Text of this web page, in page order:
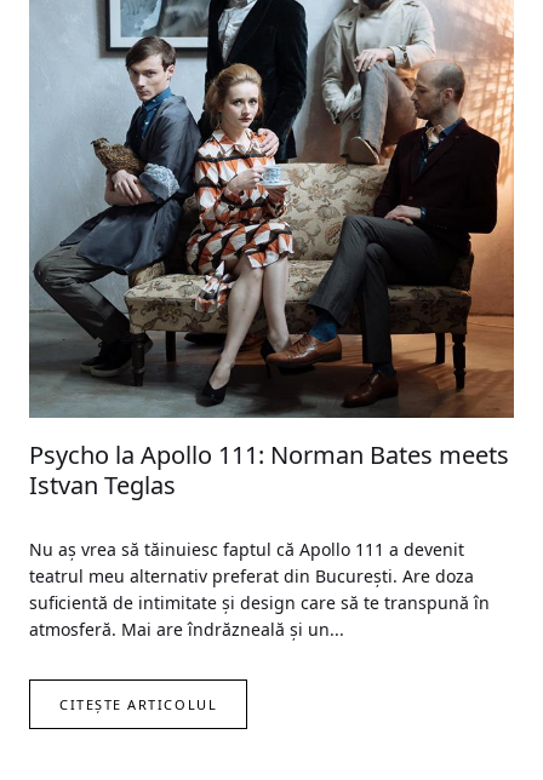
Psycho la Apollo 111: Norman Bates meets
Istvan Teglas
Nu aș vrea să tăinuiesc faptul că Apollo 111 a devenit
teatrul meu alternativ preferat din București. Are doza
suficientă de intimitate și design care să te transpună în
atmosferă. Mai are îndrăzneală și un...
CITEȘTE ARTICOLUL